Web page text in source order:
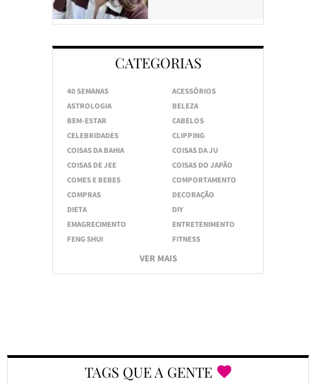
CATEGORIAS
40 SEMANAS
ACESSÓRIOS
ASTROLOGIA
BELEZA
BEM-ESTAR
CABELOS
CELEBRIDADES
CLIPPING
COISAS DA BAHIA
COISAS DA JU
COISAS DE JEE
COISAS DO JAPÃO
COMES E BEBES
COMPORTAMENTO
COMPRAS
DECORAÇÃO
DIETA
DIY
EMAGRECIMENTO
ENTRETENIMENTO
FENG SHUI
FITNESS
VER MAIS
TAGS QUE A GENTE